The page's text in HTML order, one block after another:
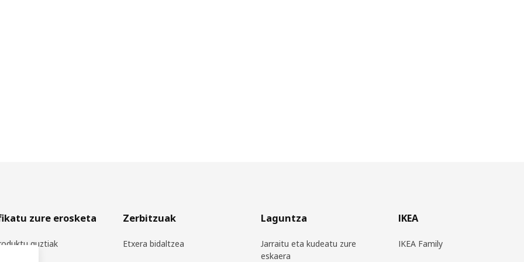
zure erosketa
guztiak
Zerbitzuak
Etxera bidaltzea
Laguntza
Jarraitu eta kudeatu zure
eskaera
IKEA
IKEA Family